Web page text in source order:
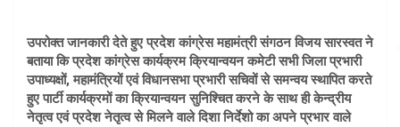
उपरोक्त जानकारी देते हुए प्रदेश कांग्रेस महामंत्री संगठन विजय सारस्वत ने
बताया कि प्रदेश कांग्रेस कार्यक्रम क्रियान्वयन कमेटी सभी जिला प्रभारी
उपाध्यक्षों, महामंत्रियों एवं विधानसभा प्रभारी सचिवों से समन्वय स्थापित करते
हुए पार्टी कार्यक्रमों का क्रियान्वयन सुनिश्चित करने के साथ ही केन्द्रीय
नेतृत्व एवं प्रदेश नेतृत्व से मिलने वाले दिशा निर्देशो का अपने प्रभार वाले